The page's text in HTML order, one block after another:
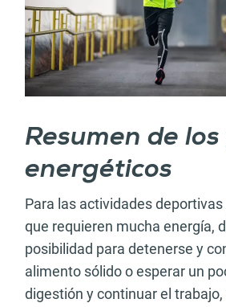
Resumen de
energéticos
Para las actividades
que requieren mucha energía,
posibilidad para detenerse y
alimento sólido o esperar un
digestión y continuar el